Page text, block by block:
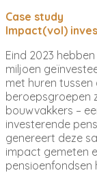
Case study
Impact(vol)
Eind 2023
miljoen
met huren
beroepsgroepen
bouwvakkers –
investerende
genereert deze
impact gemeten
pensioenfondsen